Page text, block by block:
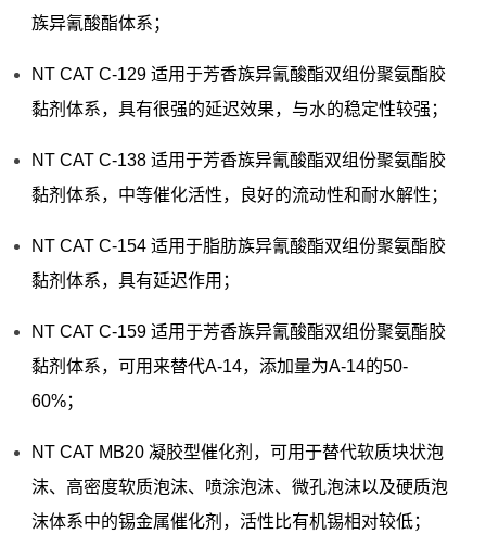
族异氰酸酯体系；
NT CAT C-129 适用于芳香族异氰酸酯双组份聚氨酯胶
黏剂体系，具有很强的延迟效果，与水的稳定性较强；
NT CAT C-138 适用于芳香族异氰酸酯双组份聚氨酯胶
黏剂体系，中等催化活性，良好的流动性和耐水解性；
NT CAT C-154 适用于脂肪族异氰酸酯双组份聚氨酯胶
黏剂体系，具有延迟作用；
NT CAT C-159 适用于芳香族异氰酸酯双组份聚氨酯胶
黏剂体系，可用来替代A-14，添加量为A-14的50-
60%；
NT CAT MB20 凝胶型催化剂，可用于替代软质块状泡
沫、高密度软质泡沫、喷涂泡沫、微孔泡沫以及硬质泡
沫体系中的锡金属催化剂，活性比有机锡相对较低；